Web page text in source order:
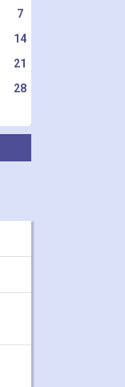
7
14
21
28